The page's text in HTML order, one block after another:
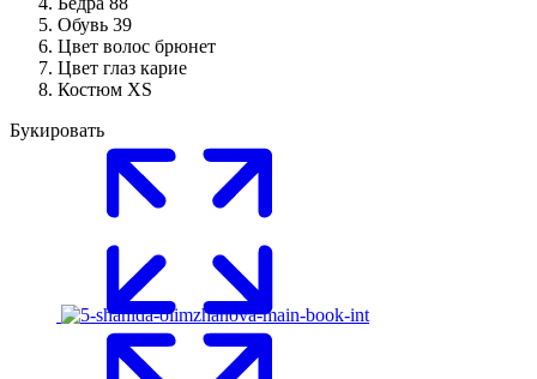
Обувь 39
Цвет волос брюнет
Цвет глаз карие
Костюм XS
Букировать